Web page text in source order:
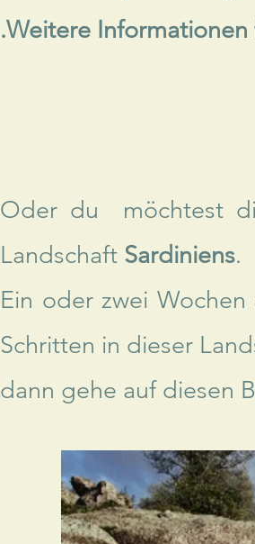
.Weitere
Oder du möchtest
Landschaft Sardiniens.
Ein oder zwei
Schritten in dieser
dann gehe auf diesen